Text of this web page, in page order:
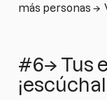
más personas →
#6→ Tus